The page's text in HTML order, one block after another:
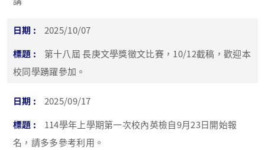
2025/10/07
第十八屆 長庚文學獎徵文比賽，10/12截稿，歡迎本
校同學踴躍參加。
2025/09/17
114學年上學期第一次校內英檢自9月23日開始報
名，請多多參考利用。